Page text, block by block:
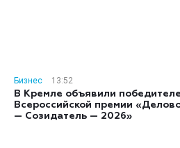
Бизнес
13:52
В Кремле объявили
Всероссийской премии
— Созидатель — 2026»